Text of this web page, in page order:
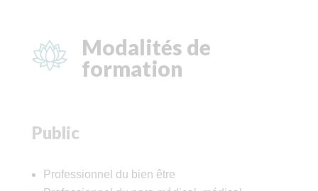
Modalités de
formation
Public
Professionnel du bien être